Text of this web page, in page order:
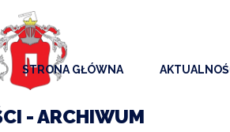
STRONA GŁÓWNA
- ARCHIWUM